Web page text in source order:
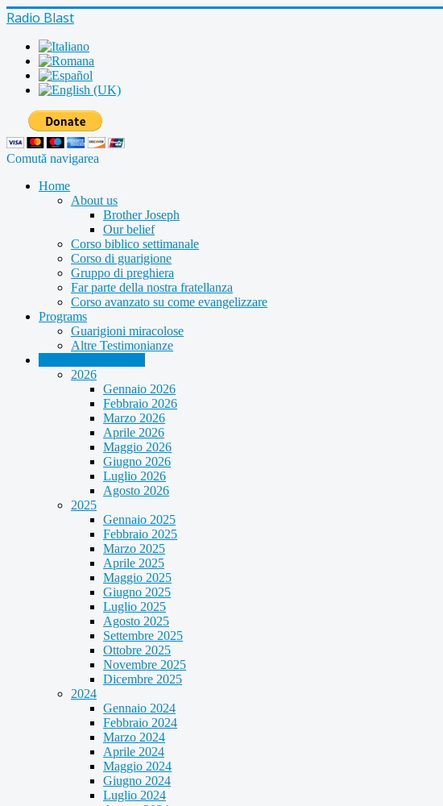
Radio Blast
Comută navigarea
Home
About us
Brother Joseph
Our belief
Corso biblico settimanale
Corso di guarigione
Gruppo di preghiera
Far parte della nostra fratellanza
Corso avanzato su come evangelizzare
Programs
Guarigioni miracolose
Altre Testimonianze
2026
Gennaio 2026
Febbraio 2026
Marzo 2026
Aprile 2026
Maggio 2026
Giugno 2026
Luglio 2026
Agosto 2026
2025
Gennaio 2025
Febbraio 2025
Marzo 2025
Aprile 2025
Maggio 2025
Giugno 2025
Luglio 2025
Agosto 2025
Settembre 2025
Ottobre 2025
Novembre 2025
Dicembre 2025
2024
Gennaio 2024
Febbraio 2024
Marzo 2024
Aprile 2024
Maggio 2024
Giugno 2024
Luglio 2024